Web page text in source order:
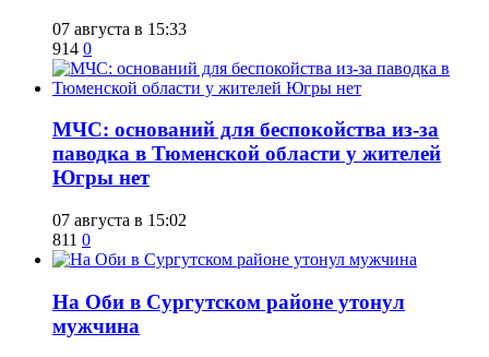
07 августа в 15:33
914 0
​МЧС: оснований для беспокойства из-за
паводка в Тюменской области у жителей
Югры нет
07 августа в 15:02
811 0
​На Оби в Сургутском районе утонул
мужчина